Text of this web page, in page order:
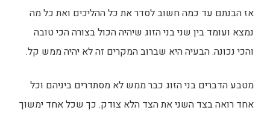
אז הבנתם עד כמה חשוב לסדר את כל ההליכים ואת כל מה
נמצא ועומד בין שני בני הזוג שיהיה הכול בצורה הכי טובה
והכי נכונה. הבעיה היא שברוב המקרים זה לא יהיה ממש קל.
מטבע הדברים בני הזוג כבר ממש לא מסתדרים ביניהם וכל
אחד רואה בצד השני את הצד הלא צודק. כך שכל אחד ימשוך